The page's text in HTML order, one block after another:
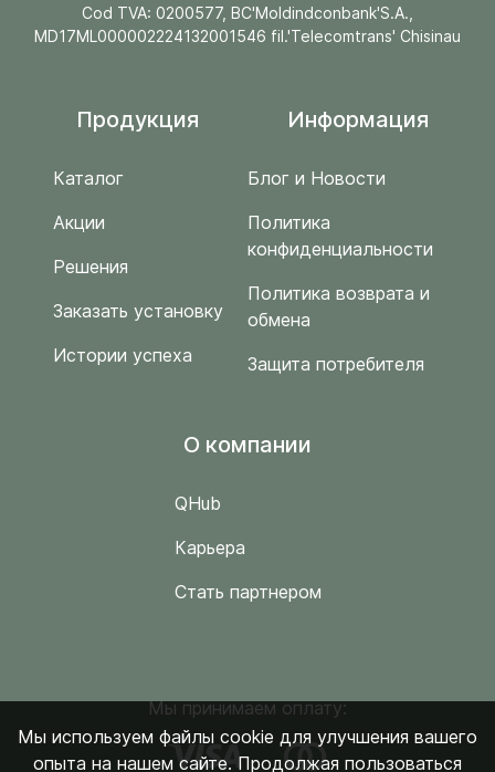
Cod TVA: 0200577, BC'Moldindconbank'S.A.,
MD17ML000002224132001546 fil.'Telecomtrans' Chisinau
Продукция
Каталог
Акции
Решения
Заказать установку
Истории успеха
Информация
Блог и Новости
Политика
конфиденциальности
Политика возврата и
обмена
Защита потребителя
O компании
QHub
Карьера
Стать партнером
Мы принимаем оплату:
Мы используем файлы cookie для улучшения вашего
опыта на нашем сайте. Продолжая пользоваться